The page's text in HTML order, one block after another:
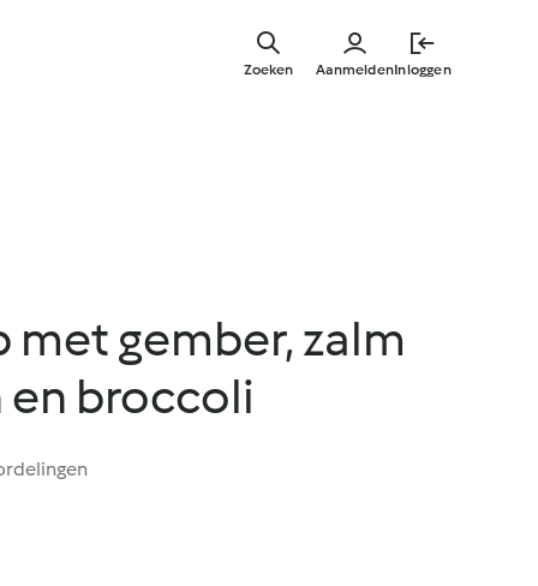
AanmeldenInloggen
Zoeken
met gember, zalm
broccoli